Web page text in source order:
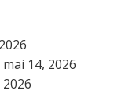
mai 14, 2026